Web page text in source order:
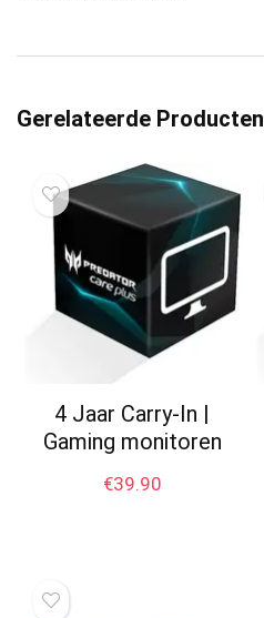
Gerelateerde Producten
4 Jaar Carry-In |
Gaming monitoren
€39.90